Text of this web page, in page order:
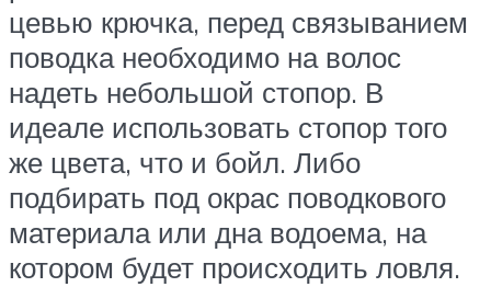
цевью крючка, перед связыванием
поводка необходимо на волос
надеть небольшой стопор. В
идеале использовать стопор того
же цвета, что и бойл. Либо
подбирать под окрас поводкового
материала или дна водоема, на
котором будет происходить ловля.